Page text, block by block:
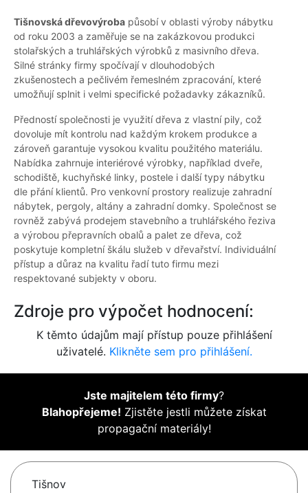
Tišnovská dřevovýroba působí v oblasti výroby nábytku
od roku 2003 a zaměřuje se na zakázkovou produkci
stolařských a truhlářských výrobků z masivního dřeva.
Silné stránky firmy spočívají v dlouhodobých
zkušenostech a pečlivém řemeslném zpracování, které
umožňují splnit i velmi specifické požadavky zákazníků.
Předností společnosti je využití dřeva z vlastní pily, což
dovoluje mít kontrolu nad každým krokem produkce a
zároveň garantuje vysokou kvalitu použitého materiálu.
Nabídka zahrnuje interiérové výrobky, například dveře,
schodiště, kuchyňské linky, postele i další typy nábytku
dle přání klientů. Pro venkovní prostory realizuje zahradní
nábytek, pergoly, altány a zahradní domky. Společnost se
rovněž zabývá prodejem stavebního a truhlářského řeziva
a výrobou přepravních obalů a palet ze dřeva, což
poskytuje kompletní škálu služeb v dřevařství. Individuální
přístup a důraz na kvalitu řadí tuto firmu mezi
respektované subjekty v oboru.
Zdroje pro výpočet hodnocení:
K těmto údajům mají přístup pouze přihlášení
uživatelé. Klikněte sem pro přihlášení.
Jste majitelem této firmy?
Blahopřejeme! Zjistěte jestli můžete získat
propagační materiály!
Tišnov